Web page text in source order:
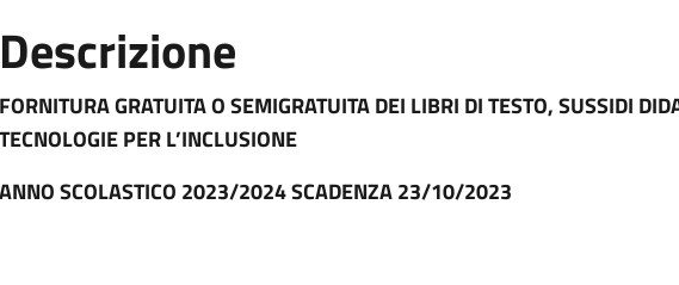
Descrizione
FORNITURA GRATUITA O SEMIGRATUITA DEI LIBRI DI TESTO, SUSSIDI
TECNOLOGIE PER L’INCLUSIONE
ANNO SCOLASTICO 2023/2024 SCADENZA 23/10/2023